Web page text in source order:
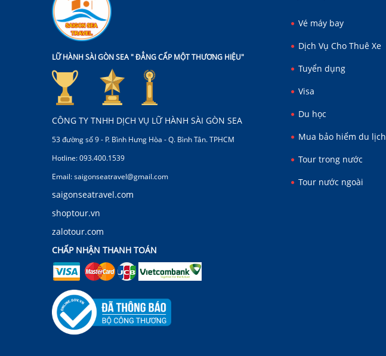
LỮ HÀNH SÀI GÒN SEA " ĐẲNG CẤP MỘT THƯƠNG HIỆU"
CÔNG TY TNHH DỊCH VỤ LỮ HÀNH SÀI GÒN SEA
53 đường số 9 - P. Bình Hưng Hòa - Q. Bình Tân. TPHCM
Hotline: 093.400.1539
Email: saigonseatravel@gmail.com
saigonseatravel.com
shoptour.vn
zalotour.com
CHẤP NHẬN THANH TOÁN
Vé máy bay
Dịch Vụ Cho Thuê Xe
Tuyển dụng
Visa
Du học
Mua bảo hiểm du lịch
Tour trong nước
Tour nước ngoài